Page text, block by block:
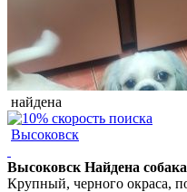
найдена
Высоковск
Высоковск Найдена собака
Крупный, черного окраса,